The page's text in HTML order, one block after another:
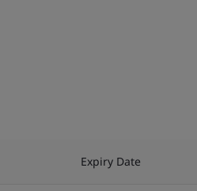
Expiry Date